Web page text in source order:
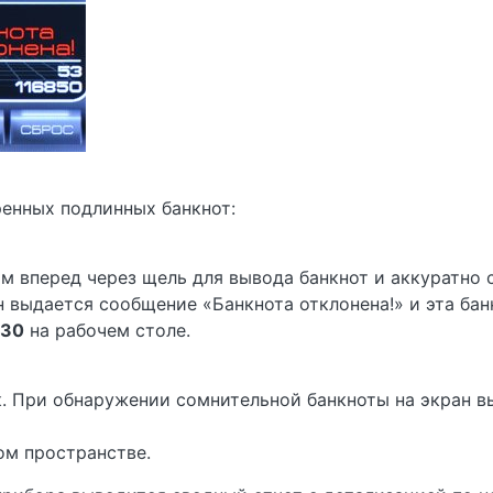
подлинных банкнот:
вперед через щель для вывода банкнот и
сообщение «Банкнота отклонена!» и эта
на рабочем столе.
обнаружении сомнительной банкноты на экран
пространстве.